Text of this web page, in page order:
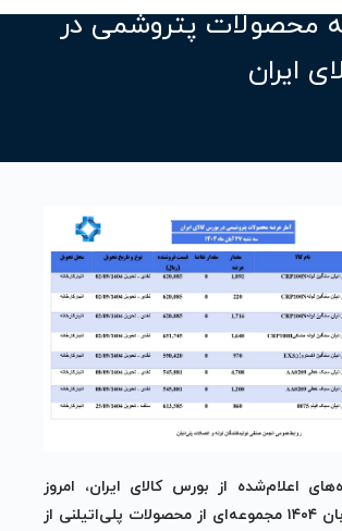
محصولات پتروشمی در
ایران
اعلام‌شده از بورس کالای ایران، امروز
مجموعه‌ای از محصولات پلی‌اتیلنی از